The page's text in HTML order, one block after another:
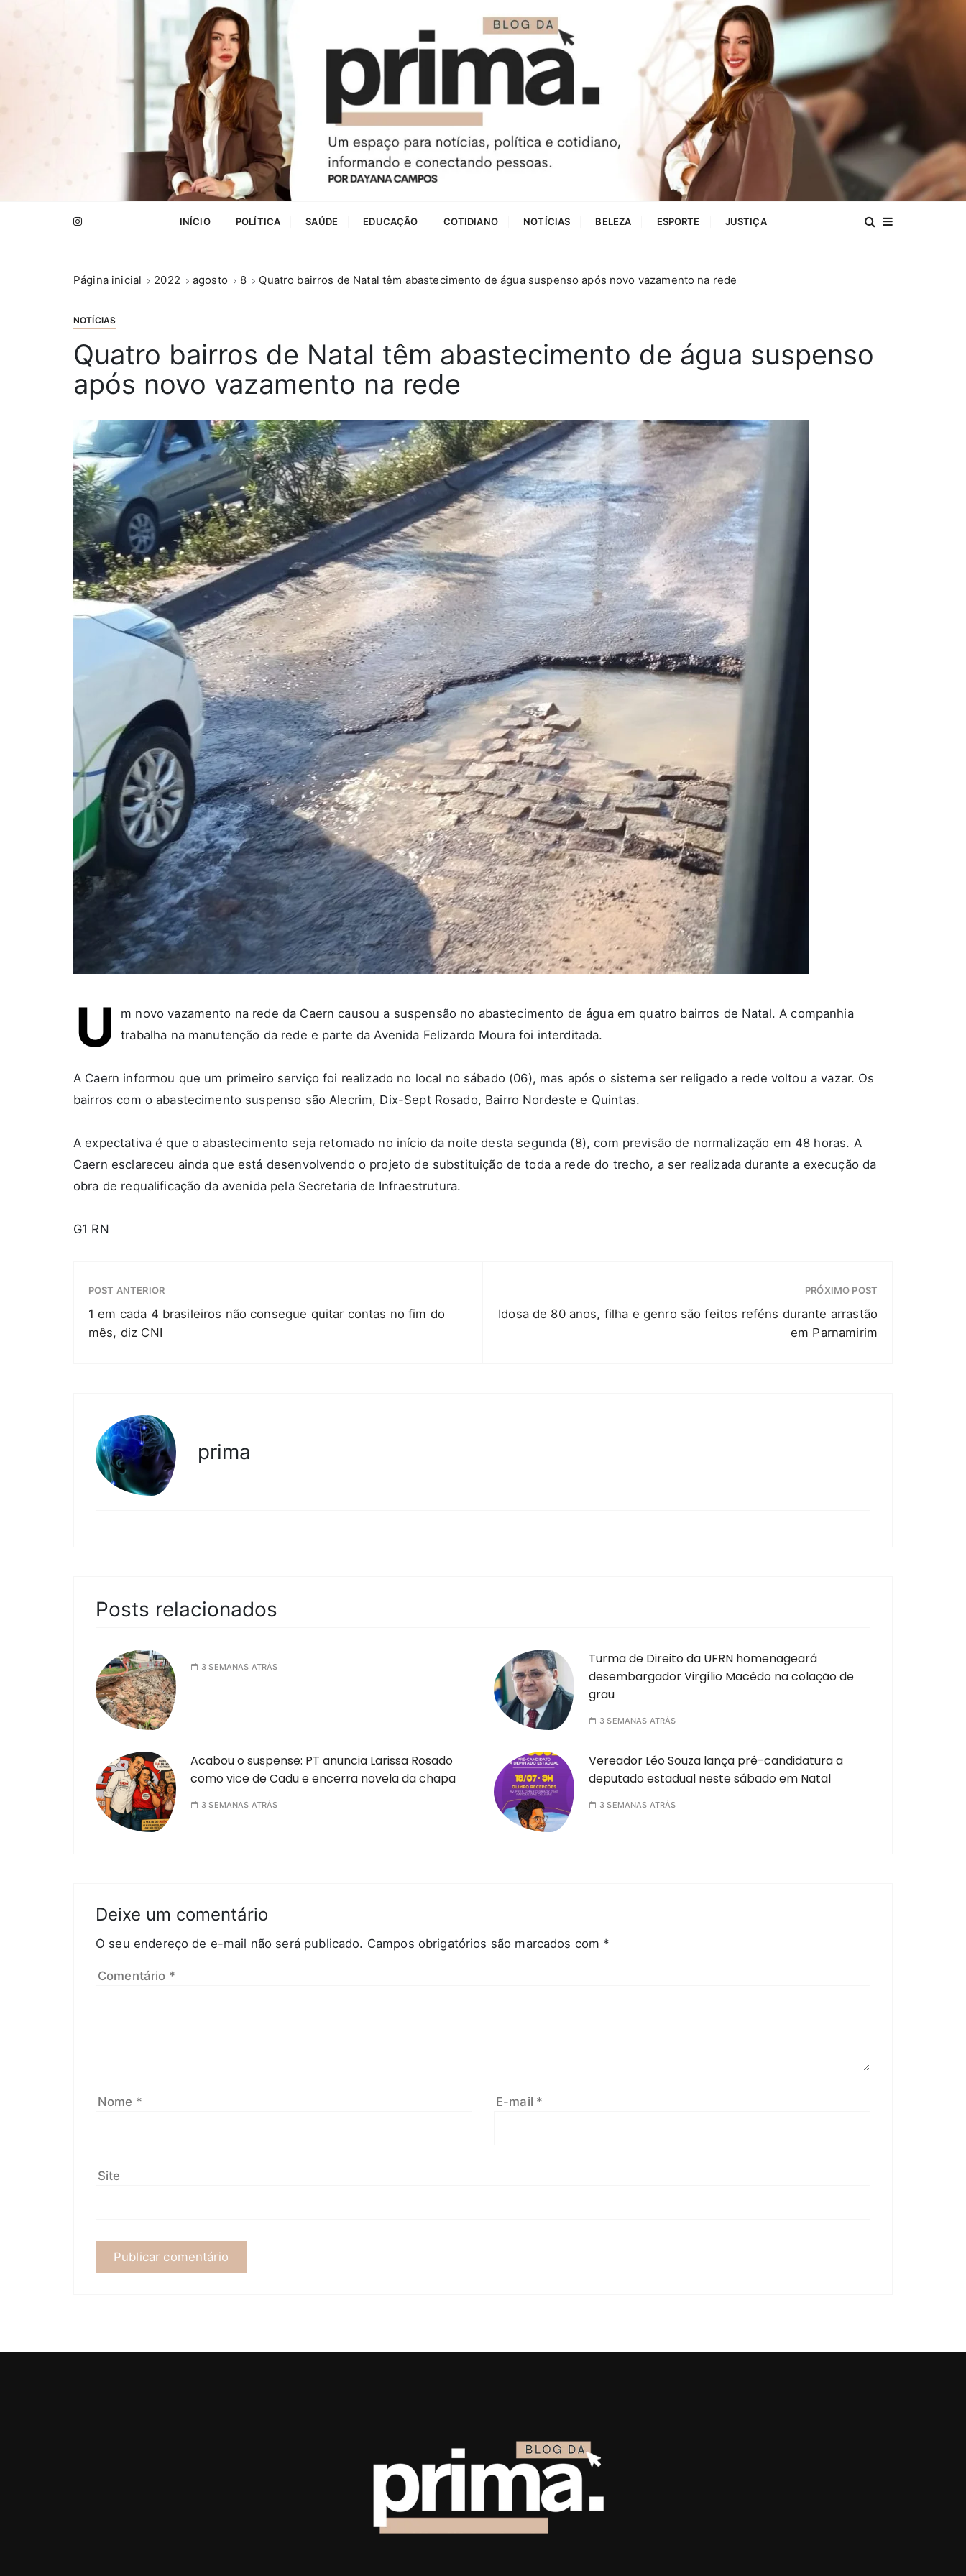
ú
INÍCIO POLÍTICA SAÚDE EDUCAÇÃO COTIDIANO NOTÍCIAS BELEZA ESPORTE JUSTIÇA
Página inicial 2022 agosto 8 Quatro bairros de Natal têm abastecimento de água suspenso após novo vazamento na rede
NOTÍCIAS
Quatro bairros de Natal têm abastecimento de água suspenso
após novo vazamento na rede
U
m novo vazamento na rede da Caern causou a suspensão no abastecimento de água em quatro bairros de Natal. A companhia
trabalha na manutenção da rede e parte da Avenida Felizardo Moura foi interditada.
A Caern informou que um primeiro serviço foi realizado no local no sábado (06), mas após o sistema ser religado a rede voltou a vazar. Os
bairros com o abastecimento suspenso são Alecrim, Dix-Sept Rosado, Bairro Nordeste e Quintas.
A expectativa é que o abastecimento seja retomado no início da noite desta segunda (8), com previsão de normalização em 48 horas. A
Caern esclareceu ainda que está desenvolvendo o projeto de substituição de toda a rede do trecho, a ser realizada durante a execução da
obra de requalificação da avenida pela Secretaria de Infraestrutura.
G1 RN
POST ANTERIOR
1 em cada 4 brasileiros não consegue quitar contas no fim do
mês, diz CNI
PRÓXIMO POST
Idosa de 80 anos, filha e genro são feitos reféns durante arrastão
em Parnamirim
prima
Posts relacionados
3 SEMANAS ATRÁS
Turma de Direito da UFRN homenageará
desembargador Virgílio Macêdo na colação de
grau
3 SEMANAS ATRÁS
Acabou o suspense: PT anuncia Larissa Rosado
como vice de Cadu e encerra novela da chapa
3 SEMANAS ATRÁS
Vereador Léo Souza lança pré-candidatura a
deputado estadual neste sábado em Natal
3 SEMANAS ATRÁS
Deixe um comentário
O seu endereço de e-mail não será publicado. Campos obrigatórios são marcados com *
Comentário *
Nome * E-mail *
Site